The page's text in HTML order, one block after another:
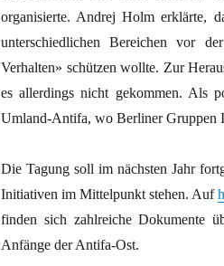
organisierte. Andrej Holm erklärte,
unterschiedlichen Bereichen vor
Verhalten» schützen wollte. Zur
es allerdings nicht gekommen. Als
Umland-Antifa, wo Berliner Gruppen
Die Tagung soll im nächsten Jahr
Initiativen im Mittelpunkt stehen. Auf
finden sich zahlreiche Dokumente
Anfänge der Antifa-Ost.